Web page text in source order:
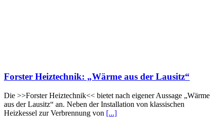
Forster Heiztechnik: „Wärme aus der Lausitz“
Die >>Forster Heiztechnik<< bietet nach eigener Aussage „Wärme
aus der Lausitz“ an. Neben der Installation von klassischen
Heizkessel zur Verbrennung von [...]